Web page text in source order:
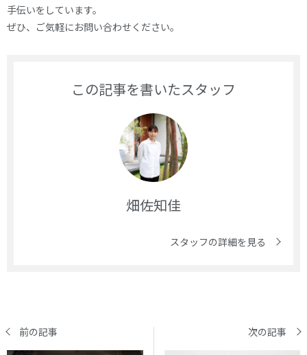
手伝いをしています。
ぜひ、ご気軽にお問い合わせください。
この記事を書いたスタッフ
畑佐知佳
スタッフの詳細を見る
前の記事 次の記事